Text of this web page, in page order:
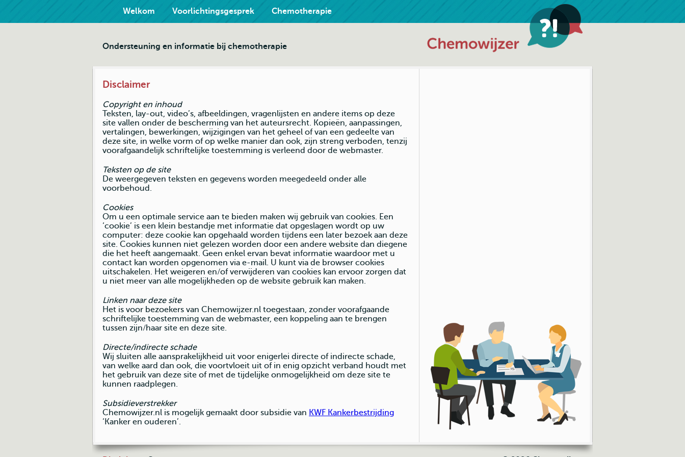
Welkom Voorlichtingsgesprek Chemotherapie
Ondersteuning en informatie bij chemotherapie
Disclaimer
Copyright en inhoud
Teksten, lay-out, video’s, afbeeldingen, vragenlijsten en andere items op deze
site vallen onder de bescherming van het auteursrecht. Kopieën, aanpassingen,
vertalingen, bewerkingen, wijzigingen van het geheel of van een gedeelte van
deze site, in welke vorm of op welke manier dan ook, zijn streng verboden, tenzij
voorafgaandelijk schriftelijke toestemming is verleend door de webmaster.
Teksten op de site
De weergegeven teksten en gegevens worden meegedeeld onder alle
voorbehoud.
Cookies
Om u een optimale service aan te bieden maken wij gebruik van cookies. Een
‘cookie’ is een klein bestandje met informatie dat opgeslagen wordt op uw
computer: deze cookie kan opgehaald worden tijdens een later bezoek aan deze
site. Cookies kunnen niet gelezen worden door een andere website dan diegene
die het heeft aangemaakt. Geen enkel ervan bevat informatie waardoor met u
contact kan worden opgenomen via e-mail. U kunt via de browser cookies
uitschakelen. Het weigeren en/of verwijderen van cookies kan ervoor zorgen dat
u niet meer van alle mogelijkheden op de website gebruik kan maken.
Linken naar deze site
Het is voor bezoekers van Chemowijzer.nl toegestaan, zonder voorafgaande
schriftelijke toestemming van de webmaster, een koppeling aan te brengen
tussen zijn/haar site en deze site.
Directe/indirecte schade
Wij sluiten alle aansprakelijkheid uit voor enigerlei directe of indirecte schade,
van welke aard dan ook, die voortvloeit uit of in enig opzicht verband houdt met
het gebruik van deze site of met de tijdelijke onmogelijkheid om deze site te
kunnen raadplegen.
Subsidieverstrekker
Chemowijzer.nl is mogelijk gemaakt door subsidie van KWF Kankerbestrijding
‘Kanker en ouderen’.